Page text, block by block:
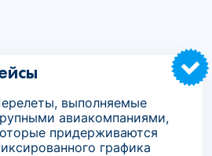
выполняемые
авиакомпаниями,
придерживаются
графика